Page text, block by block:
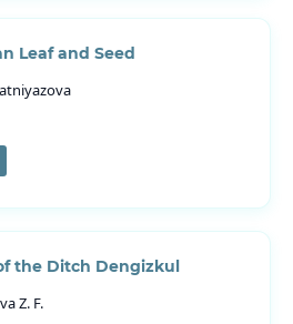
Leaf and Seed
the Ditch Dengizkul
Z. F.